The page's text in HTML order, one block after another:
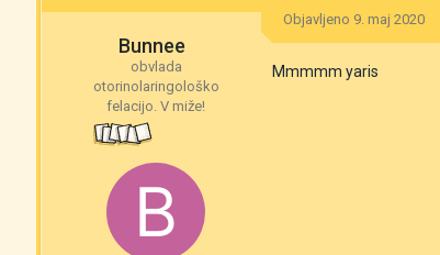
Bunnee
obvlada
otorinolaringološko
felacijo. V miže!
Objavljeno 9. maj 2020
Mmmmm yaris